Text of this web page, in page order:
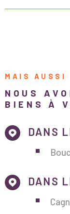
MAIS AUSSI
NOUS
BIENS À
DANS
DANS